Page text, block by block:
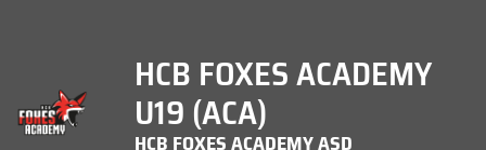
HCB FOXES ACADEMY
U19 (ACA)
HCB FOXES ACADEMY ASD